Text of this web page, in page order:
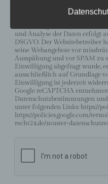
Daten werden an Google
laufen vollständig im
und Analyse der Daten erfolgt
DSGVO. Der Websitebetreiber
seine Webangebote vor
Ausspähung und vor SPAM zu
Einwilligung abgefragt wurde,
ausschließlich auf Grundlage
Einwilligung ist jederzeit
Google reCAPTCHA
Datenschutzbestimmungen
unter folgenden Links: https://
https://policies.google.com/
recht24.de/muster-
Die
Begrifflichkeiten, die
Richtlinien- und
Datenschutz-
verwendet wurden.
soll sowohl für die
Kunden und
verständlich sein. Um
möchten wir vorab die
Begrifflichkeiten